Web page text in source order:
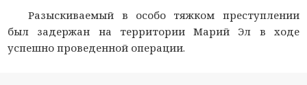
Разыскиваемый в особо тяжком преступлении
был задержан на территории Марий Эл в ходе
успешно проведенной операции.